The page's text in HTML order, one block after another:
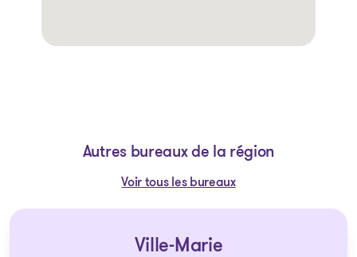
Autres bureaux de la région
Voir tous les bureaux
Ville-Marie